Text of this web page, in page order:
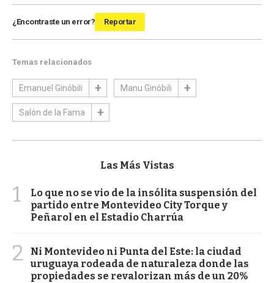
¿Encontraste un error? Reportar
Temas relacionados
Emanuel Ginóbili Manu Ginóbili
Salón de la Fama
Las Más Vistas
1
Lo que no se vio de la insólita suspensión del
partido entre Montevideo City Torque y
Peñarol en el Estadio Charrúa
2
Ni Montevideo ni Punta del Este: la ciudad
uruguaya rodeada de naturaleza donde las
propiedades se revalorizan más de un 20%